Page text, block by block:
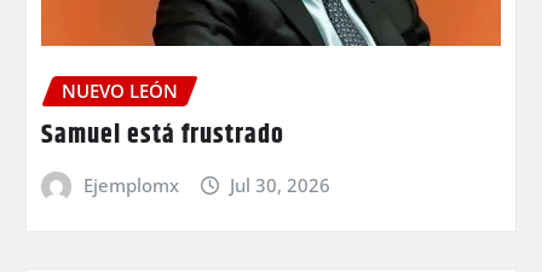
NUEVO LEÓN
Samuel está frustrado
Ejemplomx Jul 30, 2026